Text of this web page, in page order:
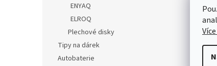
ENYAQ
ELROQ
Plechové disky
Tipy na dárek
Autobaterie